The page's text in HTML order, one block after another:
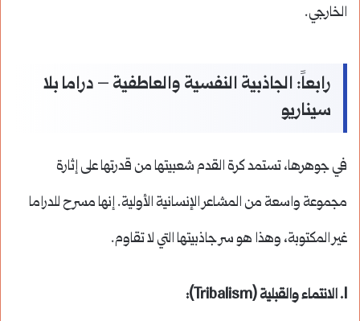
الخارجي.
رابعاً: الجاذبية النفسية والعاطفية – دراما بلا
سيناريو
في جوهرها، تستمد كرة القدم شعبيتها من قدرتها على إثارة
مجموعة واسعة من المشاعر الإنسانية الأولية. إنها مسرح للدراما
غير المكتوبة، وهذا هو سر جاذبيتها التي لا تقاوم.
1. الانتماء والقبلية(Tribalism):